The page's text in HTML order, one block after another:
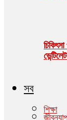
সব
শিক্ষা